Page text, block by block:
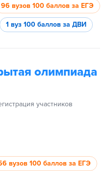
96 вузов 100 баллов за ЕГЭ
1 вуз 100 баллов за ДВИ
олимпиада
участников
вузов 100 баллов за ЕГЭ